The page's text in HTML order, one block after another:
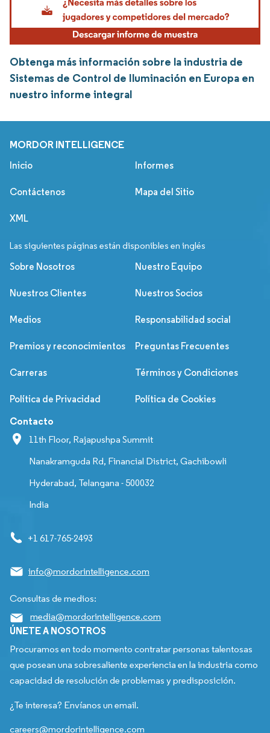
Obtenga más información sobre la industria de
Sistemas de Control de Iluminación en Europa en
nuestro informe integral
MORDOR INTELLIGENCE
Inicio Informes
Contáctenos Mapa del Sitio
XML
Las siguientes páginas están disponibles en inglés
Sobre Nosotros Nuestro Equipo
Nuestros Clientes Nuestros Socios
Medios Responsabilidad social
Premios y reconocimientos Preguntas Frecuentes
Carreras Términos y Condiciones
Política de Privacidad Política de Cookies
Contacto
11th Floor, Rajapushpa Summit
Nanakramguda Rd, Financial District, Gachibowli
Hyderabad, Telangana - 500032
India
+1 617-765-2493
info@mordorintelligence.com
Consultas de medios:
media@mordorintelligence.com
ÚNETE A NOSOTROS
Procuramos en todo momento contratar personas talentosas
que posean una sobresaliente experiencia en la industria como
capacidad de resolución de problemas y predisposición.
¿Te interesa? Envíanos un email.
careers@mordorintelligence.com